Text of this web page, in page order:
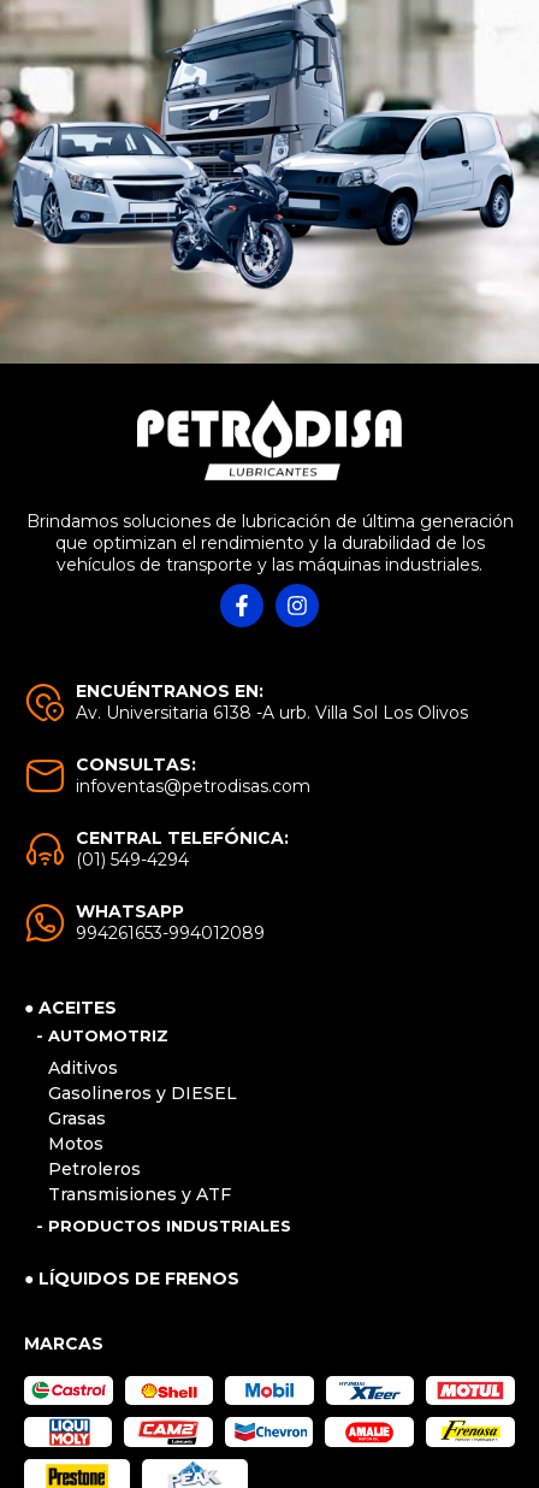
Brindamos soluciones de lubricación de última generación
que optimizan el rendimiento y la durabilidad de los
vehículos de transporte y las máquinas industriales.
ENCUÉNTRANOS EN:
Av. Universitaria 6138 -A urb. Villa Sol Los Olivos
CONSULTAS:
infoventas@petrodisas.com
CENTRAL TELEFÓNICA:
(01) 549-4294
WHATSAPP
994261653-994012089
● ACEITES
- AUTOMOTRIZ
Aditivos
Gasolineros y DIESEL
Grasas
Motos
Petroleros
Transmisiones y ATF
- PRODUCTOS INDUSTRIALES
● LÍQUIDOS DE FRENOS
MARCAS